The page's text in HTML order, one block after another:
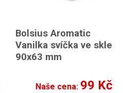
Bolsius Aromatic
Vanilka svíčka ve skle
90x63 mm
Naše cena: 99 Kč